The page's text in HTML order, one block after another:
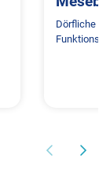
Dörfliche